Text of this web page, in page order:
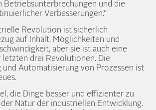
Betriebsunterbrechungen und die
Verbesserungen.“
Revolution ist sicherlich
auf Inhalt, Möglichkeiten und
aber sie ist auch eine
letzten drei Revolutionen. Die
und Automatisierung von Prozessen ist
die Dinge besser und effizienter zu
Natur der industriellen Entwicklung.